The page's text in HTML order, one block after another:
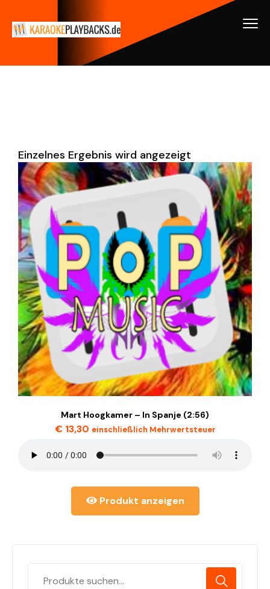
Einzelnes Ergebnis wird angezeigt
Mart Hoogkamer – In Spanje (2:56)
€13,30 einschließlich Mehrwertsteuer
Produkt anzeigen